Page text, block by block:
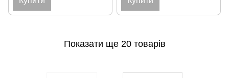
Показати ще 20 товарів